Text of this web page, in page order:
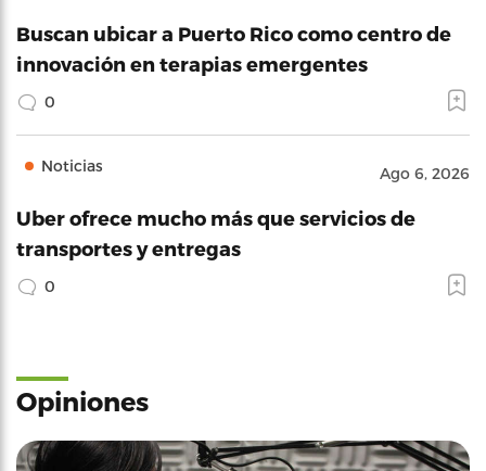
Buscan ubicar a Puerto Rico como centro de
innovación en terapias emergentes
0
Noticias Ago 6, 2026
Uber ofrece mucho más que servicios de
transportes y entregas
0
Opiniones